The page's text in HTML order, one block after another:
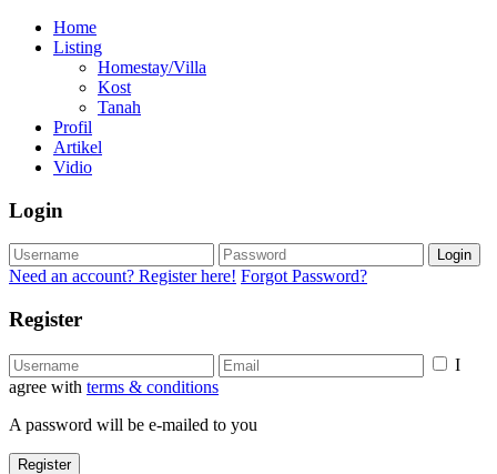
Home
Listing
Homestay/Villa
Kost
Tanah
Profil
Artikel
Vidio
Login
Login
Need an account? Register here! Forgot Password?
Register
I
agree with terms & conditions
A password will be e-mailed to you
Register